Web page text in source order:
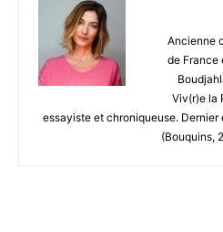
Ancienne
de France
Viv(r)e la
essayiste et chroniqueuse. Dernier
(Bouquins,